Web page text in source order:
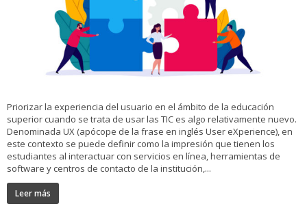
Priorizar la experiencia del usuario en el ámbito de la educación
superior cuando se trata de usar las TIC es algo relativamente nuevo.
Denominada UX (apócope de la frase en inglés User eXperience), en
este contexto se puede definir como la impresión que tienen los
estudiantes al interactuar con servicios en línea, herramientas de
software y centros de contacto de la institución,...
Leer más